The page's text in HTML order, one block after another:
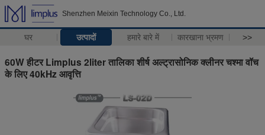
Shenzhen Meixin Technology Co., Ltd.
घर उत्पादों हमारे बारे में कारखाना भ्रमण >>
60W हीटर Limplus 2liter तालिका शीर्ष अल्ट्रासोनिक क्लीनर चश्मा वॉच
के लिए 40kHz आवृत्ति